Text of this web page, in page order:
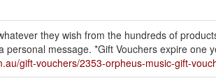
they wish from the hundreds of
message. *Gift Vouchers expire one
gift-vouchers/2353-orpheus-music-gift-